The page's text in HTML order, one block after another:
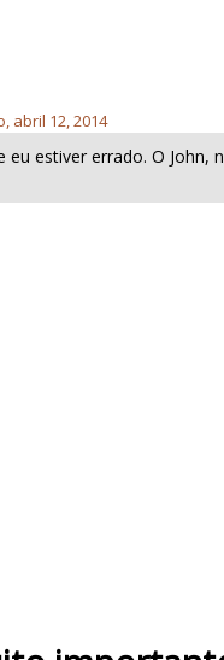
abril 12, 2014
eu estiver errado. O John,